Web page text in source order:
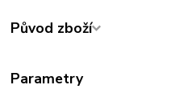
Původ zboží
Parametry